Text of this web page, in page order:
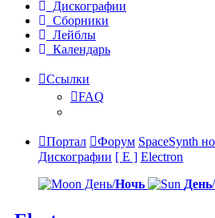
Дискографии
Сборники
Лейблы
Календарь
Ссылки
FAQ
Портал Форум SpaceSynth
Дискографии [ E ] Electron
День/Ночь День